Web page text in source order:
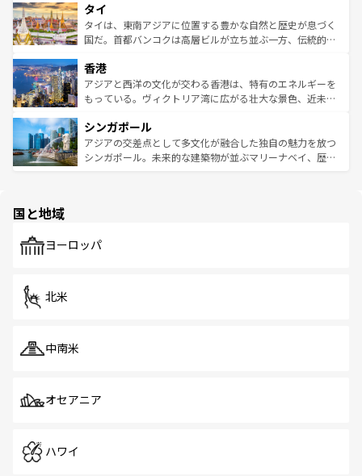
リティに包まれながら、韓国の多彩な魅力を心ゆくまで味
わってみてほしい。 なお、新着の韓国情報はコンテンツ一
覧を参照してほしい。
急速な発展と共に伝統が息づく。ハノイの古い町並みやホ
ーチミン市のフランス統治時代の建物も、独特の雰囲気を
醸し出している。また、バラエティの豊かさとおいしさで
とつ。フォーやバインミー、ベトナムコーヒーなどは、ぜ
ひ現地で味わいたい。どの地域を訪れてもあたたかい人々
が旅行者を迎えてくれるので、きっと忘れられない旅にな
参照してほしい。
タイ
タイは、東南アジアに位置する豊かな自然と歴史が息づく
国だ。首都バンコクは高層ビルが立ち並ぶ一方、伝統的な
の活気が交差している。北部ではチェンマイなどの山岳地
帯で自然と触れ合い、南部ではプーケットやクラビの美し
いビーチでリゾート気分を楽しむことができる。タイ料理
激する。気候は一年中温暖で、どの季節にも異なる楽しみ
が待っている。親しみやすいタイの人々、仏教を中心とし
た文化、そして多様な観光資源が、訪れる旅人を魅了し続
香港
アジアと西洋の文化が交わる香港は、特有のエネルギーを
もっている。ヴィクトリア湾に広がる壮大な景色、近未来
み、どこを訪れても感動するはず。観光スポットが密集し
ており、効率よく見どころを回れるのも魅力。息をのむよ
うな絶景から文化的な体験まで、香港を存分に楽しみ尽く
シンガポール
アジアの交差点として多文化が融合した独自の魅力を放つ
シンガポール。未来的な建築物が並ぶマリーナベイ、歴史
で、ホーカーズは地元の風情を楽しめる外せないスポット
国と地域
ヨーロッパ
北米
中南米
オセアニア
ハワイ